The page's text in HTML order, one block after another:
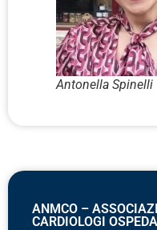
Antonella Spinelli
ANMCO –
CARDIOLOGI